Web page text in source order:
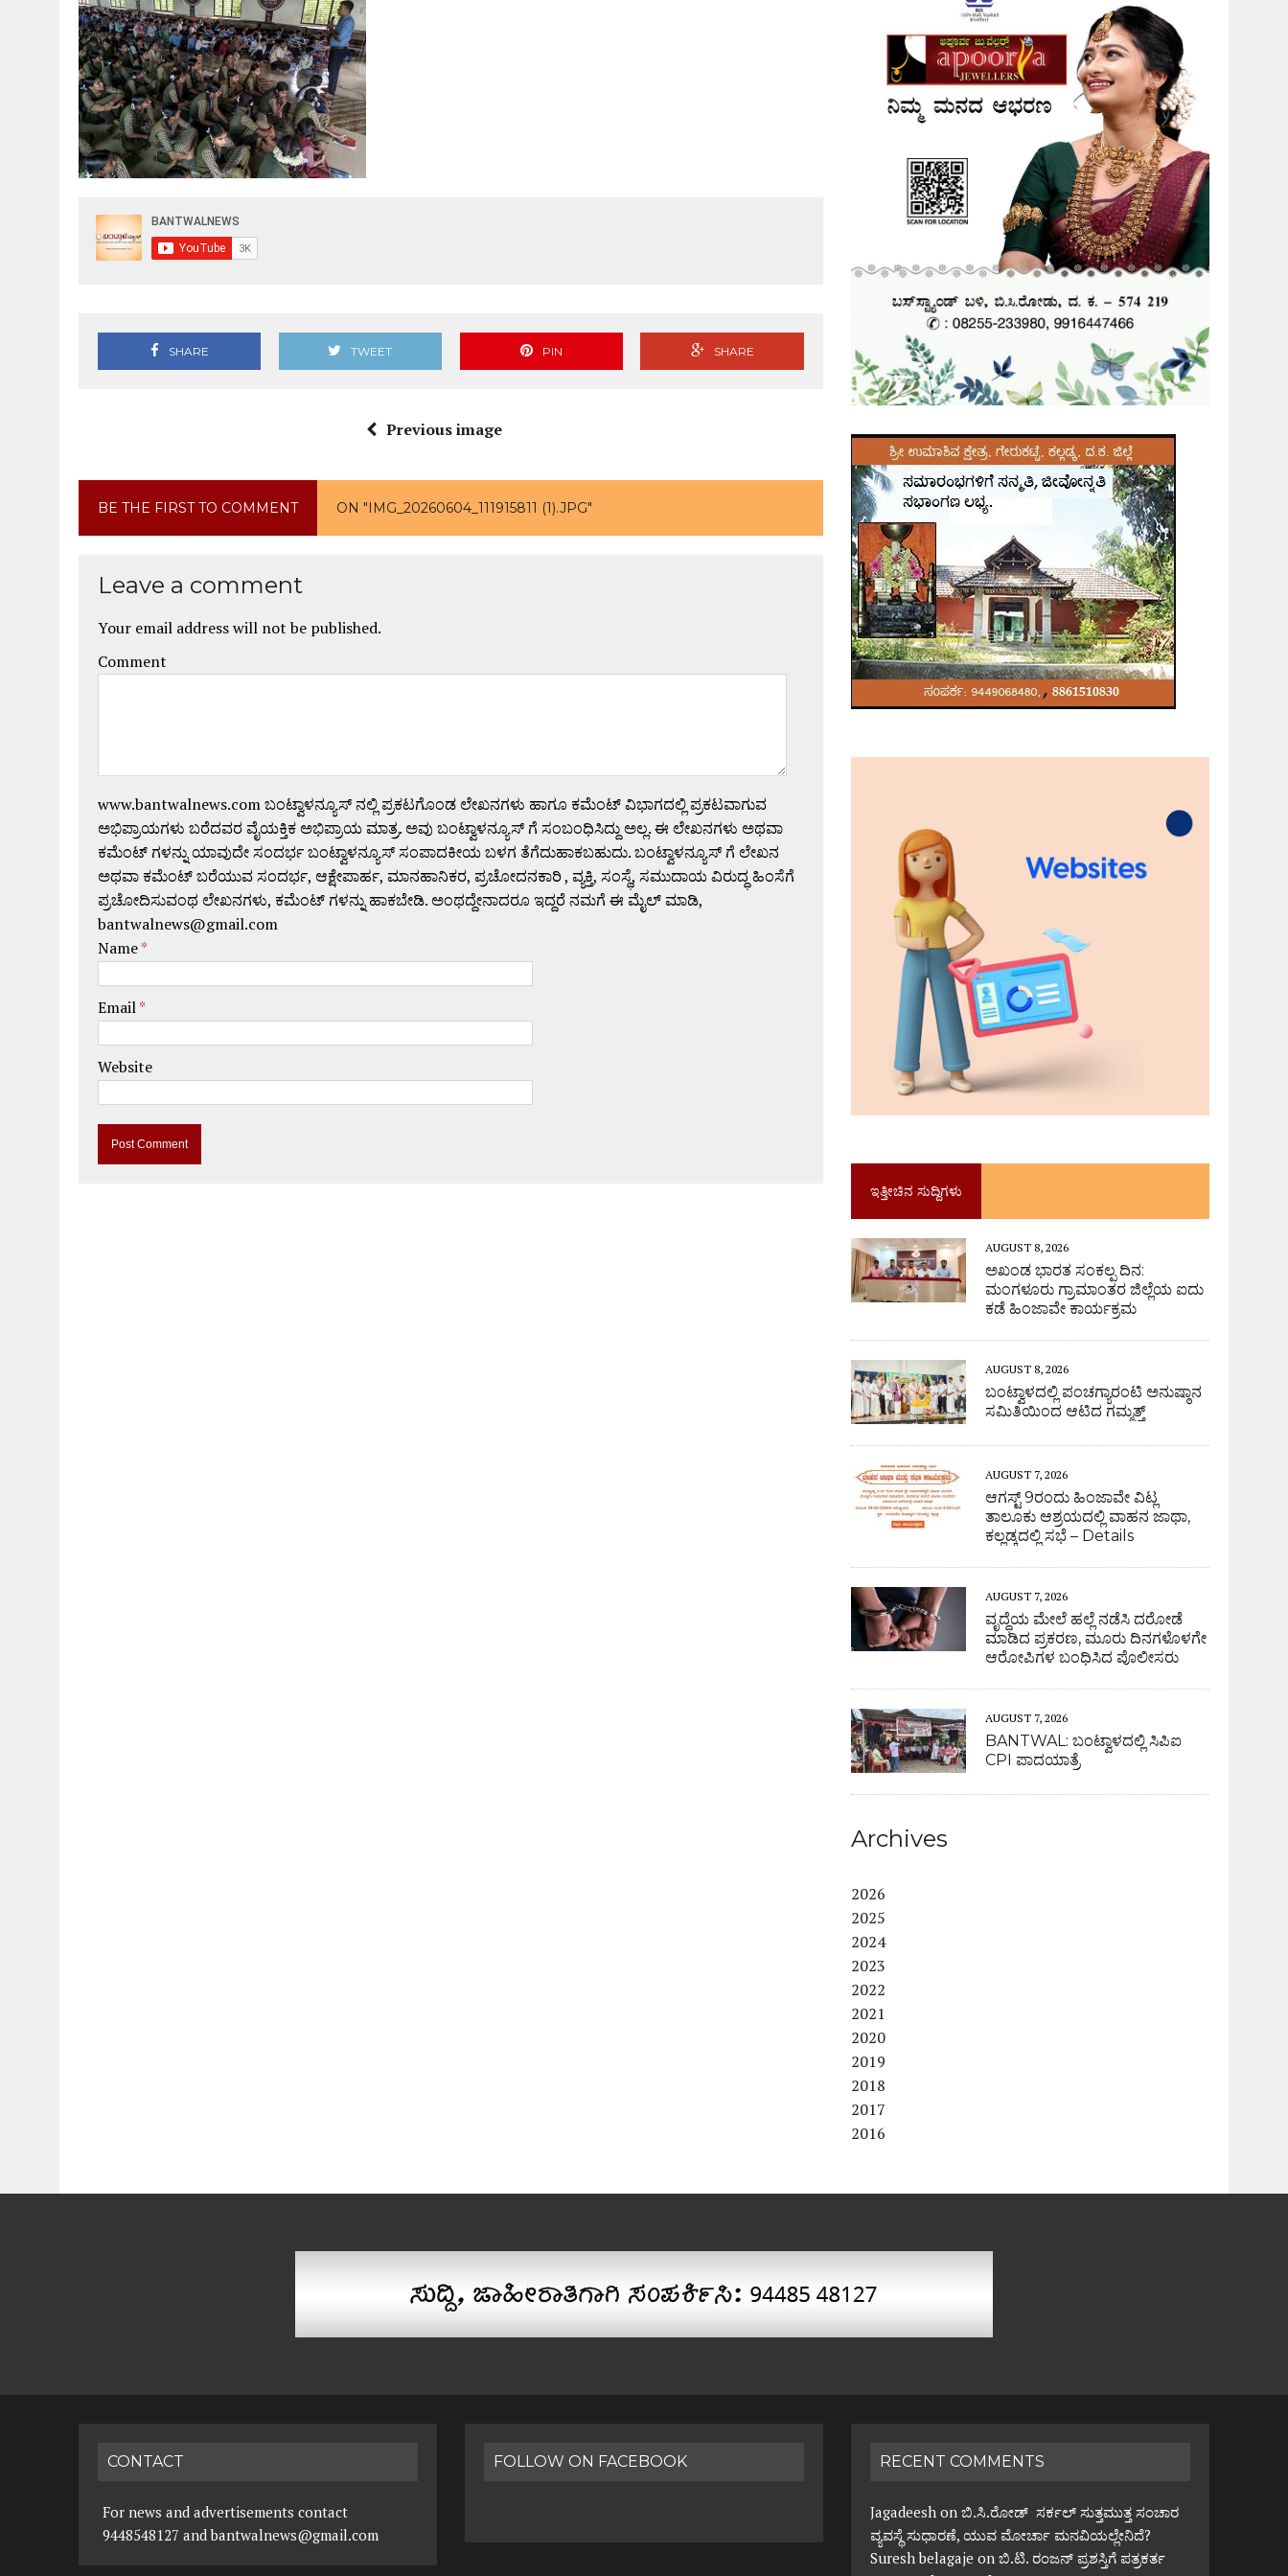
SHARE TWEET PIN SHARE
Previous image
BE THE FIRST TO COMMENT ON "IMG_20260604_111915811 (1).JPG"
Leave a comment
Your email address will not be published.
Comment
www.bantwalnews.com ಬಂಟ್ವಾಳನ್ಯೂಸ್ ನಲ್ಲಿ ಪ್ರಕಟಗೊಂಡ ಲೇಖನಗಳು ಹಾಗೂ ಕಮೆಂಟ್ ವಿಭಾಗದಲ್ಲಿ ಪ್ರಕಟವಾಗುವ
ಅಭಿಪ್ರಾಯಗಳು ಬರೆದವರ ವೈಯಕ್ತಿಕ ಅಭಿಪ್ರಾಯ ಮಾತ್ರ. ಅವು ಬಂಟ್ವಾಳನ್ಯೂಸ್ ಗೆ ಸಂಬಂಧಿಸಿದ್ದು ಅಲ್ಲ. ಈ ಲೇಖನಗಳು ಅಥವಾ
ಕಮೆಂಟ್ ಗಳನ್ನು ಯಾವುದೇ ಸಂದರ್ಭ ಬಂಟ್ವಾಳನ್ಯೂಸ್ ಸಂಪಾದಕೀಯ ಬಳಗ ತೆಗೆದುಹಾಕಬಹುದು. ಬಂಟ್ವಾಳನ್ಯೂಸ್ ಗೆ ಲೇಖನ
ಅಥವಾ ಕಮೆಂಟ್ ಬರೆಯುವ ಸಂದರ್ಭ, ಆಕ್ಷೇಪಾರ್ಹ, ಮಾನಹಾನಿಕರ, ಪ್ರಚೋದನಕಾರಿ , ವ್ಯಕ್ತಿ, ಸಂಸ್ಥೆ, ಸಮುದಾಯ ವಿರುದ್ಧ ಹಿಂಸೆಗೆ
ಪ್ರಚೋದಿಸುವಂಥ ಲೇಖನಗಳು, ಕಮೆಂಟ್ ಗಳನ್ನು ಹಾಕಬೇಡಿ. ಅಂಥದ್ದೇನಾದರೂ ಇದ್ದರೆ ನಮಗೆ ಈ ಮೈಲ್ ಮಾಡಿ,
bantwalnews@gmail.com
Name*
Email*
Website
ಇತ್ತೀಚಿನ ಸುದ್ದಿಗಳು
AUGUST 8, 2026
ಅಖಂಡ ಭಾರತ ಸಂಕಲ್ಪ ದಿನ:
ಮಂಗಳೂರು ಗ್ರಾಮಾಂತರ ಜಿಲ್ಲೆಯ ಐದು
ಕಡೆ ಹಿಂಜಾವೇ ಕಾರ್ಯಕ್ರಮ
AUGUST 8, 2026
ಬಂಟ್ವಾಳದಲ್ಲಿ ಪಂಚಗ್ಯಾರಂಟಿ ಅನುಷ್ಠಾನ
ಸಮಿತಿಯಿಂದ ಆಟಿದ ಗಮ್ಮತ್ತ್
AUGUST 7, 2026
ಆಗಸ್ಟ್ 9ರಂದು ಹಿಂಜಾವೇ ವಿಟ್ಲ
ತಾಲೂಕು ಆಶ್ರಯದಲ್ಲಿ ವಾಹನ ಜಾಥಾ,
ಕಲ್ಲಡ್ಕದಲ್ಲಿ ಸಭೆ – Details
AUGUST 7, 2026
ವೃದ್ಧೆಯ ಮೇಲೆ ಹಲ್ಲೆ ನಡೆಸಿ ದರೋಡೆ
ಮಾಡಿದ ಪ್ರಕರಣ, ಮೂರು ದಿನಗಳೊಳಗೇ
ಆರೋಪಿಗಳ ಬಂಧಿಸಿದ ಪೊಲೀಸರು
AUGUST 7, 2026
BANTWAL: ಬಂಟ್ವಾಳದಲ್ಲಿ ಸಿಪಿಐ
CPI ಪಾದಯಾತ್ರೆ
Archives
2026
2025
2024
2023
2022
2021
2020
2019
2018
2017
2016
CONTACT
For news and advertisements contact
9448548127 and bantwalnews@gmail.com
FOLLOW ON FACEBOOK RECENT COMMENTS
Jagadeesh onಬಿ.ಸಿ.ರೋಡ್ ಸರ್ಕಲ್ ಸುತ್ತಮುತ್ತ ಸಂಚಾರ
ವ್ಯವಸ್ಥೆ ಸುಧಾರಣೆ, ಯುವ ಮೋರ್ಚಾ ಮನವಿಯಲ್ಲೇನಿದೆ?
Suresh belagaje onಬಿ.ಟಿ. ರಂಜನ್ ಪ್ರಶಸ್ತಿಗೆ ಪತ್ರಕರ್ತ